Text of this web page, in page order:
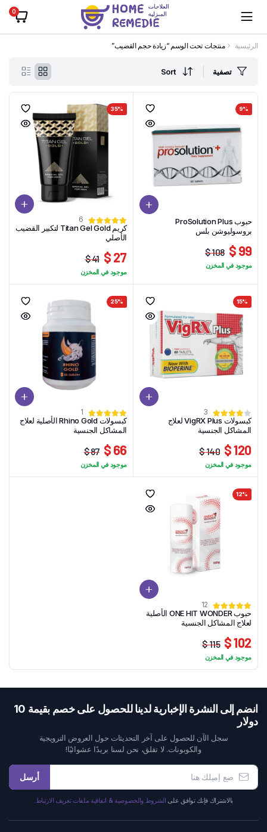
0
الرئيسية منتجات تحت الوسم “زيادة حجم القضيب”
تصفية Sort
9%
حبوب ProSolution Plus
بروسوليوشن بلس
108 $
هو:
99 $
هو:
موجود في المخزن
35%
6
كريم Titan Gel Gold لتكبير القضيب
الأصلي
41 $
السعر
الأصلي
27 $
السعر
الحالي
موجود في المخزن
15%
3
كبسولات VigRX Plus لعلاج
المشاكل الجنسية
140 $
الأصلي
140 $.
120 $
الحالي
120 $.
موجود في المخزن
25%
1
كبسولات Rhino Gold الأصلية لعلاج
المشاكل الجنسية
87 $
السعر
الأصلي
66 $
السعر
الحالي
موجود في المخزن
12%
12
حبوب ONE HIT WONDER الأصلية
لعلاج المشاكل الجنسية
115 $
الأصلي
102 $
الحالي
موجود في المخزن
انضم إلى النشرة الإخبارية لدينا للحصول على خصم بقيمة 10
دولار
سجل الآن للحصول على آخر التحديثات حول العروض الترويجية
والكوبونات. لا تقلق، نحن لسنا بريدًا عشوائيًا!
أرسل
بالاشتراك فإنك توافق على الشروط والخصوصية & اتفاقية ملفات تعريف الارتباط.